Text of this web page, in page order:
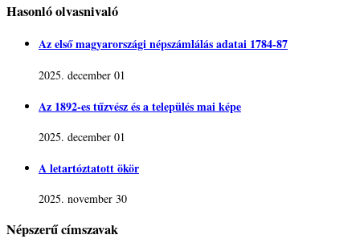
Hasonló olvasnivaló
Az első magyarországi népszámlálás adatai 1784-87
2025. december 01
Az 1892-es tűzvész és a település mai képe
2025. december 01
A letartóztatott ökör
2025. november 30
Népszerű címszavak